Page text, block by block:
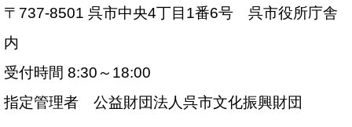
〒737-8501 呉市中央4丁目1番6号 呉市役所庁舎
内
受付時間 8:30～18:00
指定管理者 公益財団法人呉市文化振興財団